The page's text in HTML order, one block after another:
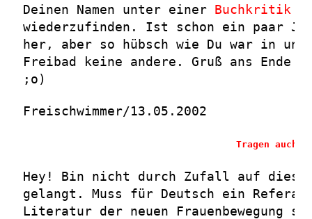
Deinen Namen unter einer Buchkritik
wiederzufinden. Ist schon ein paar
her, aber so hübsch wie Du war in
Freibad keine andere. Gruß ans Ende
;o)
Freischwimmer/13.05.2002
Tragen auch
Hey! Bin nicht durch Zufall auf diese
gelangt. Muss für Deutsch ein
Literatur der neuen Frauenbewegung